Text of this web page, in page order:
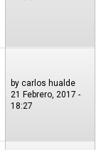
by carlos hualde
21 Febrero, 2017 -
18:27